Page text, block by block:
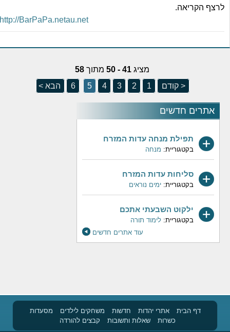
אתרים חדשים
תפילת מנחה עדות המזרח
בקטגוריית:מנחה
סליחות עדות המזרח
בקטגוריית:ימים נוראים
ילקוט השבעתי אתכם
בקטגוריית:לימוד תורה
עוד אתרים חדשים
לרצף הקריאה.
http://BarPaPa.netau.net
מציג41 - 50 מתוך58
< קודם
הבא >
דף הבית אתרי יהדות חדשות משחקים לילדים
מסעדות
כשרות
שאלות ותשובות קבצים להורדה